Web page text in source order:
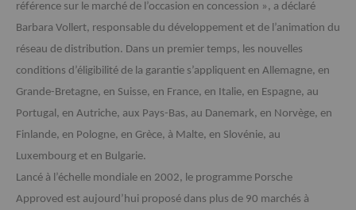
référence sur le marché de l’occasion en concession », a déclaré
Barbara Vollert, responsable du développement et de l’animation du
réseau de distribution. Dans un premier temps, les nouvelles
conditions d’éligibilité de la garantie s’appliquent en Allemagne, en
Grande-Bretagne, en Suisse, en France, en Italie, en Espagne, au
Portugal, en Autriche, aux Pays-Bas, au Danemark, en Norvège, en
Finlande, en Pologne, en Grèce, à Malte, en Slovénie, au
Luxembourg et en Bulgarie.
Lancé à l’échelle mondiale en 2002, le programme Porsche
Approved est aujourd’hui proposé dans plus de 90 marchés à